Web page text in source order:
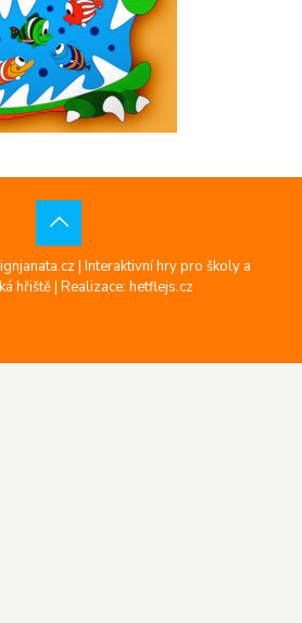
| Interaktivní hry pro školy a
hřiště | Realizace: hetflejs.cz